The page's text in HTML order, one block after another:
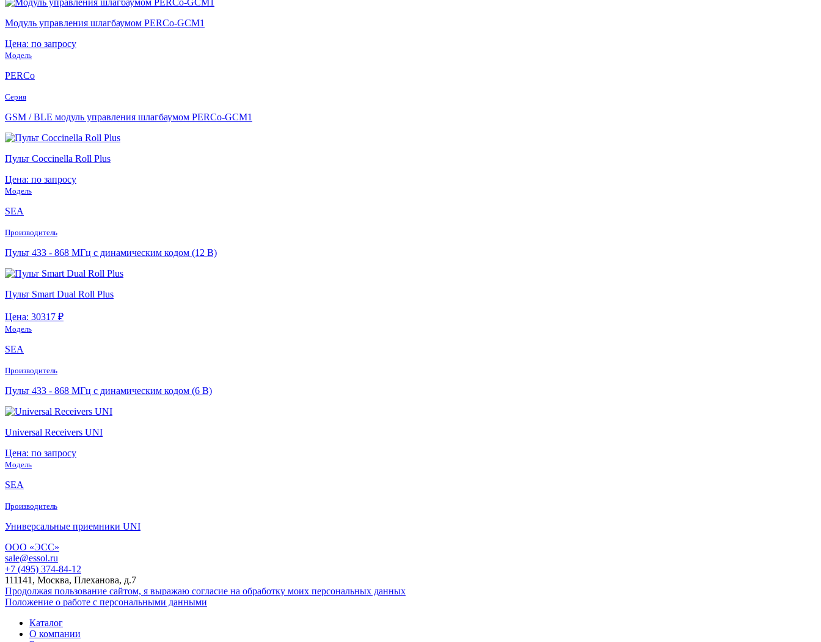
Модуль управления шлагбаумом PERCo-GCM1
Цена: по запросу
Модель
PERCo
Серия
GSM / BLE модуль управления шлагбаумом PERCo-GCM1
Пульт Coccinella Roll Plus
Цена: по запросу
Модель
SEA
Производитель
Пульт 433 - 868 МГц с динамическим кодом (12 В)
Пульт Smart Dual Roll Plus
Цена: 30317 ₽
Модель
SEA
Производитель
Пульт 433 - 868 МГц с динамическим кодом (6 В)
Universal Receivers UNI
Цена: по запросу
Модель
SEA
Производитель
Универсальные приемники UNI
ООО «ЭСС»
sale@essol.ru
+7 (495) 374-84-12
111141, Москва, Плеханова, д.7
Продолжая пользование сайтом, я выражаю согласие на обработку моих персональных данных
Положение о работе с персональными данными
Каталог
О компании